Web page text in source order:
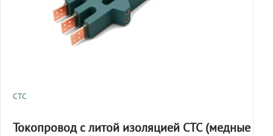
СТС
Токопровод с литой изоляцией СТС (медные